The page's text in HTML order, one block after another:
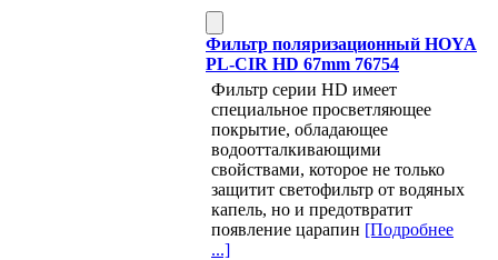
Фильтр поляризационный HOYA
PL-CIR HD 67mm 76754
Фильтр серии HD имеет
специальное просветляющее
покрытие, обладающее
водоотталкивающими
свойствами, которое не только
защитит светофильтр от водяных
капель, но и предотвратит
появление царапин [Подробнее
...]